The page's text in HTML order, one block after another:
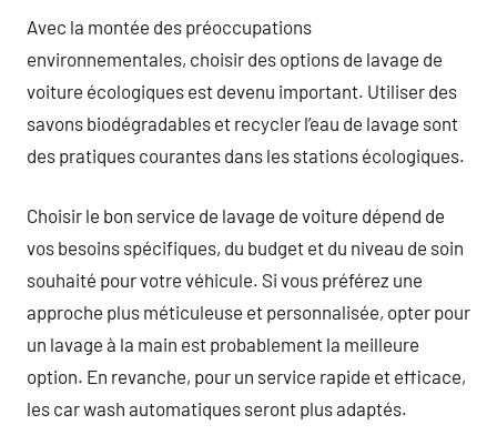
Avec la montée des préoccupations
environnementales, choisir des options de lavage de
voiture écologiques est devenu important. Utiliser des
savons biodégradables et recycler l’eau de lavage sont
des pratiques courantes dans les stations écologiques.
Choisir le bon service de lavage de voiture dépend de
vos besoins spécifiques, du budget et du niveau de soin
souhaité pour votre véhicule. Si vous préférez une
approche plus méticuleuse et personnalisée, opter pour
un lavage à la main est probablement la meilleure
option. En revanche, pour un service rapide et efficace,
les car wash automatiques seront plus adaptés.